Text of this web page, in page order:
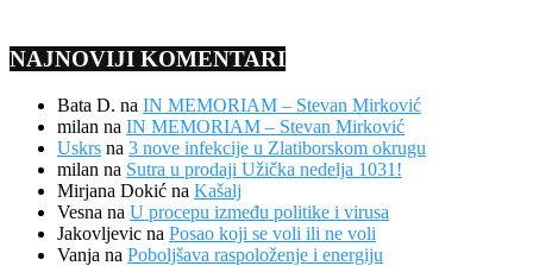
NAJNOVIJI KOMENTARI
Bata D. na IN MEMORIAM – Stevan Mirković
milan na IN MEMORIAM – Stevan Mirković
Uskrs na 3 nove infekcije u Zlatiborskom okrugu
milan na Sutra u prodaji Užička nedelja 1031!
Mirjana Dokić na Kašalj
Vesna na U procepu između politike i virusa
Jakovljevic na Posao koji se voli ili ne voli
Vanja na Poboljšava raspoloženje i energiju